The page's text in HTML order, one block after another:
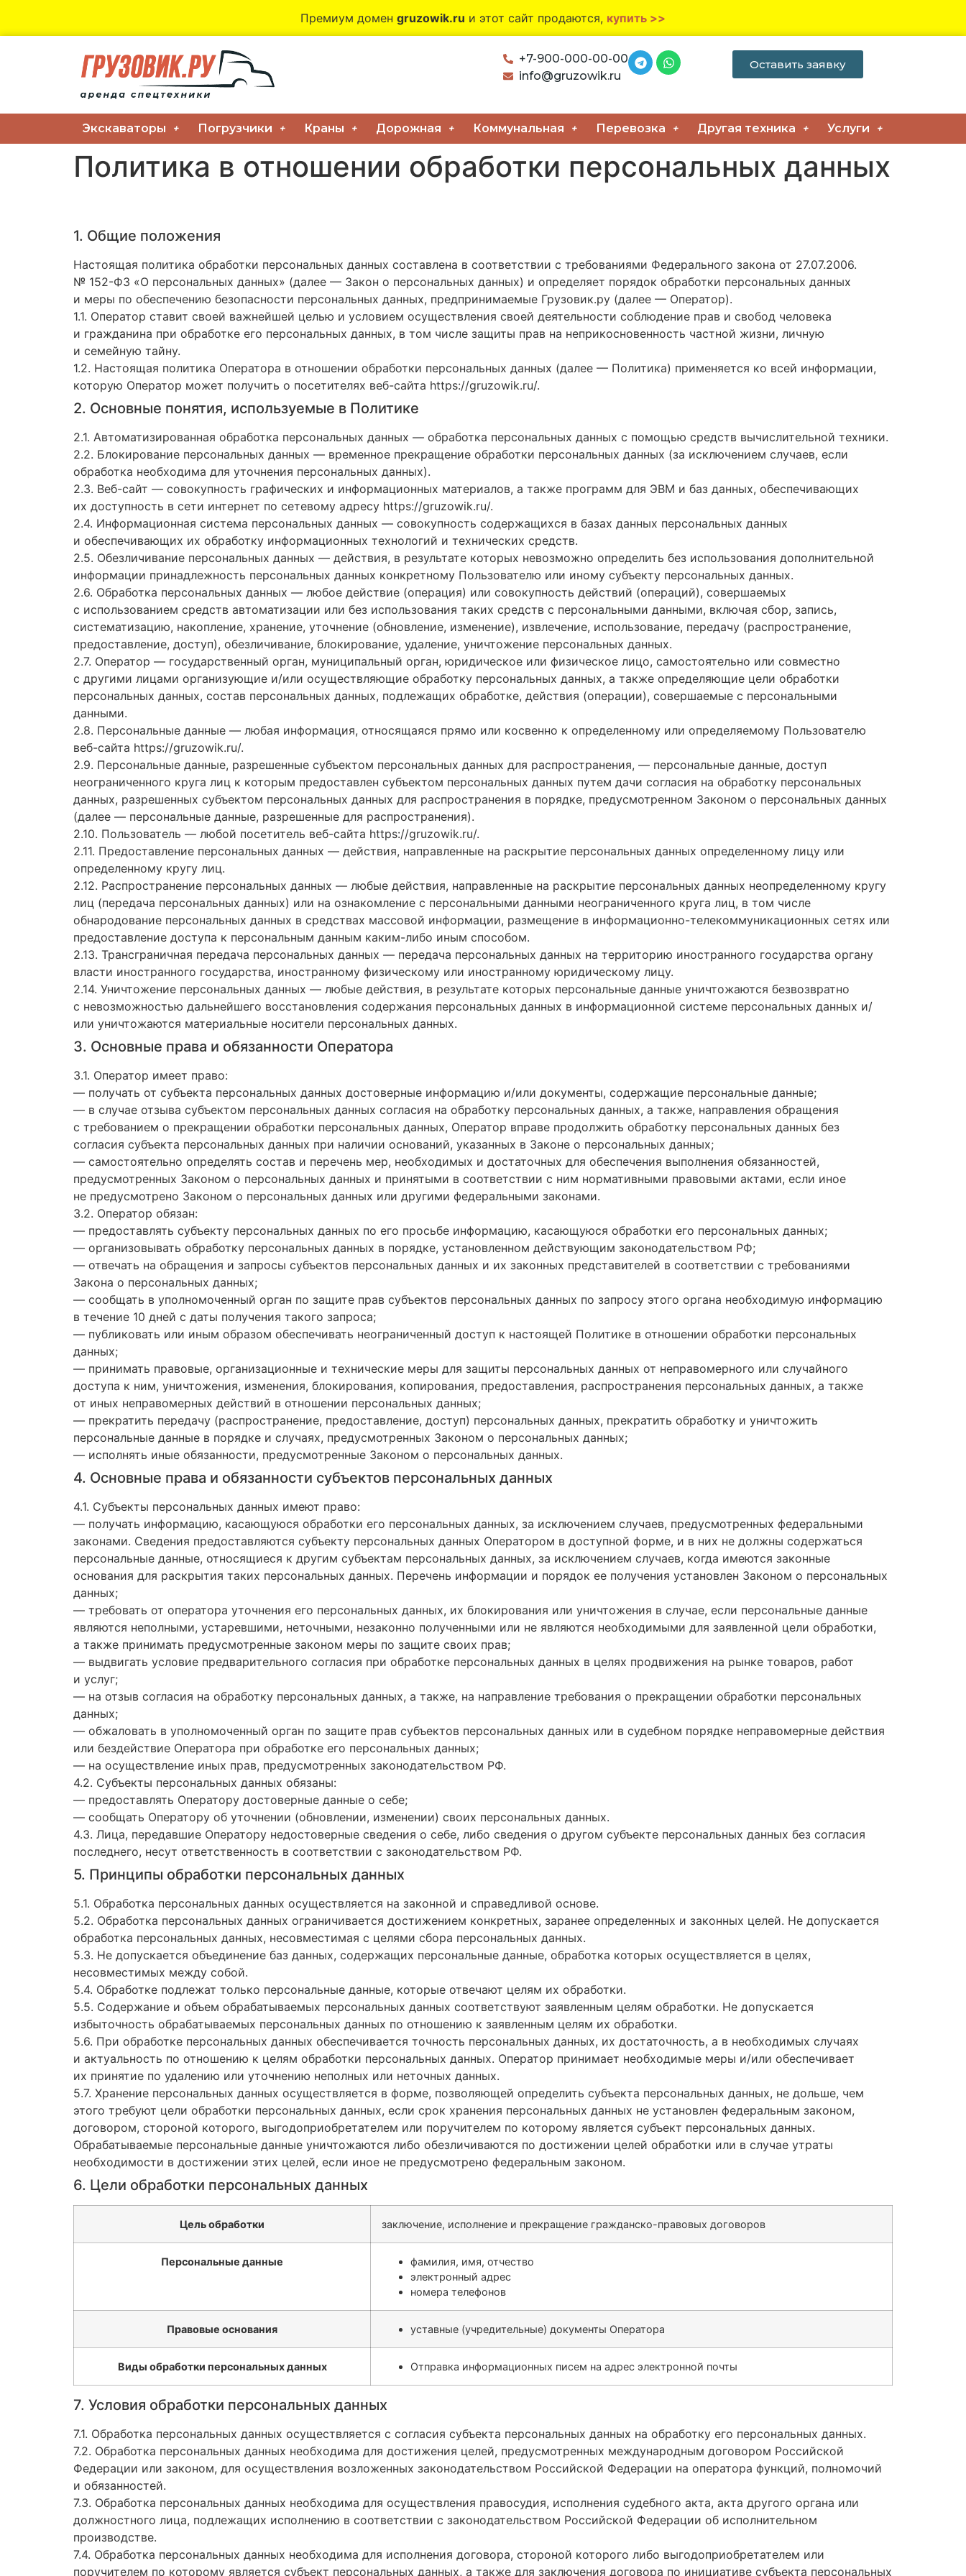
Премиум домен gruzowik.ru и этот сайт продаются, купить >>
+7-900-000-00-00
info@gruzowik.ru
Оставить заявку
Экскаваторы Погрузчики Краны Дорожная Коммунальная Перевозка Другая техника Услуги
Политика в отношении обработки персональных данных
1. Общие положения
Настоящая политика обработки персональных данных составлена в соответствии с требованиями Федерального закона от 27.07.2006.
№ 152-ФЗ «О персональных данных» (далее — Закон о персональных данных) и определяет порядок обработки персональных данных
и меры по обеспечению безопасности персональных данных, предпринимаемые Грузовик.ру (далее — Оператор).
1.1. Оператор ставит своей важнейшей целью и условием осуществления своей деятельности соблюдение прав и свобод человека
и гражданина при обработке его персональных данных, в том числе защиты прав на неприкосновенность частной жизни, личную
и семейную тайну.
1.2. Настоящая политика Оператора в отношении обработки персональных данных (далее — Политика) применяется ко всей информации,
которую Оператор может получить о посетителях веб-сайта https://gruzowik.ru/.
2. Основные понятия, используемые в Политике
2.1. Автоматизированная обработка персональных данных — обработка персональных данных с помощью средств вычислительной техники.
2.2. Блокирование персональных данных — временное прекращение обработки персональных данных (за исключением случаев, если
обработка необходима для уточнения персональных данных).
2.3. Веб-сайт — совокупность графических и информационных материалов, а также программ для ЭВМ и баз данных, обеспечивающих
их доступность в сети интернет по сетевому адресу https://gruzowik.ru/.
2.4. Информационная система персональных данных — совокупность содержащихся в базах данных персональных данных
и обеспечивающих их обработку информационных технологий и технических средств.
2.5. Обезличивание персональных данных — действия, в результате которых невозможно определить без использования дополнительной
информации принадлежность персональных данных конкретному Пользователю или иному субъекту персональных данных.
2.6. Обработка персональных данных — любое действие (операция) или совокупность действий (операций), совершаемых
с использованием средств автоматизации или без использования таких средств с персональными данными, включая сбор, запись,
систематизацию, накопление, хранение, уточнение (обновление, изменение), извлечение, использование, передачу (распространение,
предоставление, доступ), обезличивание, блокирование, удаление, уничтожение персональных данных.
2.7. Оператор — государственный орган, муниципальный орган, юридическое или физическое лицо, самостоятельно или совместно
с другими лицами организующие и/или осуществляющие обработку персональных данных, а также определяющие цели обработки
персональных данных, состав персональных данных, подлежащих обработке, действия (операции), совершаемые с персональными
данными.
2.8. Персональные данные — любая информация, относящаяся прямо или косвенно к определенному или определяемому Пользователю
веб-сайта https://gruzowik.ru/.
2.9. Персональные данные, разрешенные субъектом персональных данных для распространения, — персональные данные, доступ
неограниченного круга лиц к которым предоставлен субъектом персональных данных путем дачи согласия на обработку персональных
данных, разрешенных субъектом персональных данных для распространения в порядке, предусмотренном Законом о персональных данных
(далее — персональные данные, разрешенные для распространения).
2.10. Пользователь — любой посетитель веб-сайта https://gruzowik.ru/.
2.11. Предоставление персональных данных — действия, направленные на раскрытие персональных данных определенному лицу или
определенному кругу лиц.
2.12. Распространение персональных данных — любые действия, направленные на раскрытие персональных данных неопределенному кругу
лиц (передача персональных данных) или на ознакомление с персональными данными неограниченного круга лиц, в том числе
обнародование персональных данных в средствах массовой информации, размещение в информационно-телекоммуникационных сетях или
предоставление доступа к персональным данным каким-либо иным способом.
2.13. Трансграничная передача персональных данных — передача персональных данных на территорию иностранного государства органу
власти иностранного государства, иностранному физическому или иностранному юридическому лицу.
2.14. Уничтожение персональных данных — любые действия, в результате которых персональные данные уничтожаются безвозвратно
с невозможностью дальнейшего восстановления содержания персональных данных в информационной системе персональных данных и/
или уничтожаются материальные носители персональных данных.
3. Основные права и обязанности Оператора
3.1. Оператор имеет право:
— получать от субъекта персональных данных достоверные информацию и/или документы, содержащие персональные данные;
— в случае отзыва субъектом персональных данных согласия на обработку персональных данных, а также, направления обращения
с требованием о прекращении обработки персональных данных, Оператор вправе продолжить обработку персональных данных без
согласия субъекта персональных данных при наличии оснований, указанных в Законе о персональных данных;
— самостоятельно определять состав и перечень мер, необходимых и достаточных для обеспечения выполнения обязанностей,
предусмотренных Законом о персональных данных и принятыми в соответствии с ним нормативными правовыми актами, если иное
не предусмотрено Законом о персональных данных или другими федеральными законами.
3.2. Оператор обязан:
— предоставлять субъекту персональных данных по его просьбе информацию, касающуюся обработки его персональных данных;
— организовывать обработку персональных данных в порядке, установленном действующим законодательством РФ;
— отвечать на обращения и запросы субъектов персональных данных и их законных представителей в соответствии с требованиями
Закона о персональных данных;
— сообщать в уполномоченный орган по защите прав субъектов персональных данных по запросу этого органа необходимую информацию
в течение 10 дней с даты получения такого запроса;
— публиковать или иным образом обеспечивать неограниченный доступ к настоящей Политике в отношении обработки персональных
данных;
— принимать правовые, организационные и технические меры для защиты персональных данных от неправомерного или случайного
доступа к ним, уничтожения, изменения, блокирования, копирования, предоставления, распространения персональных данных, а также
от иных неправомерных действий в отношении персональных данных;
— прекратить передачу (распространение, предоставление, доступ) персональных данных, прекратить обработку и уничтожить
персональные данные в порядке и случаях, предусмотренных Законом о персональных данных;
— исполнять иные обязанности, предусмотренные Законом о персональных данных.
4. Основные права и обязанности субъектов персональных данных
4.1. Субъекты персональных данных имеют право:
— получать информацию, касающуюся обработки его персональных данных, за исключением случаев, предусмотренных федеральными
законами. Сведения предоставляются субъекту персональных данных Оператором в доступной форме, и в них не должны содержаться
персональные данные, относящиеся к другим субъектам персональных данных, за исключением случаев, когда имеются законные
основания для раскрытия таких персональных данных. Перечень информации и порядок ее получения установлен Законом о персональных
данных;
— требовать от оператора уточнения его персональных данных, их блокирования или уничтожения в случае, если персональные данные
являются неполными, устаревшими, неточными, незаконно полученными или не являются необходимыми для заявленной цели обработки,
а также принимать предусмотренные законом меры по защите своих прав;
— выдвигать условие предварительного согласия при обработке персональных данных в целях продвижения на рынке товаров, работ
и услуг;
— на отзыв согласия на обработку персональных данных, а также, на направление требования о прекращении обработки персональных
данных;
— обжаловать в уполномоченный орган по защите прав субъектов персональных данных или в судебном порядке неправомерные действия
или бездействие Оператора при обработке его персональных данных;
— на осуществление иных прав, предусмотренных законодательством РФ.
4.2. Субъекты персональных данных обязаны:
— предоставлять Оператору достоверные данные о себе;
— сообщать Оператору об уточнении (обновлении, изменении) своих персональных данных.
4.3. Лица, передавшие Оператору недостоверные сведения о себе, либо сведения о другом субъекте персональных данных без согласия
последнего, несут ответственность в соответствии с законодательством РФ.
5. Принципы обработки персональных данных
5.1. Обработка персональных данных осуществляется на законной и справедливой основе.
5.2. Обработка персональных данных ограничивается достижением конкретных, заранее определенных и законных целей. Не допускается
обработка персональных данных, несовместимая с целями сбора персональных данных.
5.3. Не допускается объединение баз данных, содержащих персональные данные, обработка которых осуществляется в целях,
несовместимых между собой.
5.4. Обработке подлежат только персональные данные, которые отвечают целям их обработки.
5.5. Содержание и объем обрабатываемых персональных данных соответствуют заявленным целям обработки. Не допускается
избыточность обрабатываемых персональных данных по отношению к заявленным целям их обработки.
5.6. При обработке персональных данных обеспечивается точность персональных данных, их достаточность, а в необходимых случаях
и актуальность по отношению к целям обработки персональных данных. Оператор принимает необходимые меры и/или обеспечивает
их принятие по удалению или уточнению неполных или неточных данных.
5.7. Хранение персональных данных осуществляется в форме, позволяющей определить субъекта персональных данных, не дольше, чем
этого требуют цели обработки персональных данных, если срок хранения персональных данных не установлен федеральным законом,
договором, стороной которого, выгодоприобретателем или поручителем по которому является субъект персональных данных.
Обрабатываемые персональные данные уничтожаются либо обезличиваются по достижении целей обработки или в случае утраты
необходимости в достижении этих целей, если иное не предусмотрено федеральным законом.
6. Цели обработки персональных данных
Цель обработки заключение, исполнение и прекращение гражданско-правовых договоров
Персональные данные
фамилия, имя, отчество
электронный адрес
номера телефонов
Правовые основания уставные (учредительные) документы Оператора
Виды обработки персональных данных Отправка информационных писем на адрес электронной почты
7. Условия обработки персональных данных
7.1. Обработка персональных данных осуществляется с согласия субъекта персональных данных на обработку его персональных данных.
7.2. Обработка персональных данных необходима для достижения целей, предусмотренных международным договором Российской
Федерации или законом, для осуществления возложенных законодательством Российской Федерации на оператора функций, полномочий
и обязанностей.
7.3. Обработка персональных данных необходима для осуществления правосудия, исполнения судебного акта, акта другого органа или
должностного лица, подлежащих исполнению в соответствии с законодательством Российской Федерации об исполнительном
производстве.
7.4. Обработка персональных данных необходима для исполнения договора, стороной которого либо выгодоприобретателем или
поручителем по которому является субъект персональных данных, а также для заключения договора по инициативе субъекта персональных